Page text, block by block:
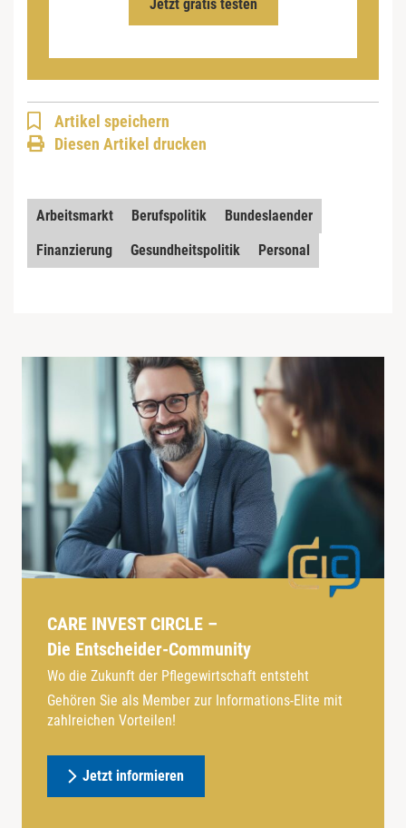
Jetzt gratis testen
Artikel speichern
Diesen Artikel drucken
Arbeitsmarkt Berufspolitik
Bundeslaender
Finanzierung
Gesundheitspolitik Personal
CARE INVEST CIRCLE –
Die Entscheider-Community
Wo die Zukunft der Pflegewirtschaft entsteht
Gehören Sie als Member zur Informations-Elite mit
zahlreichen Vorteilen!
Jetzt informieren